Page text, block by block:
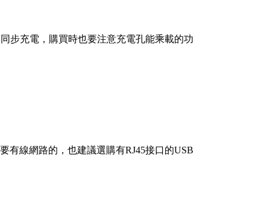
步充電，購買時也要注意充電孔能乘載的功
有線網路的，也建議選購有RJ45接口的USB